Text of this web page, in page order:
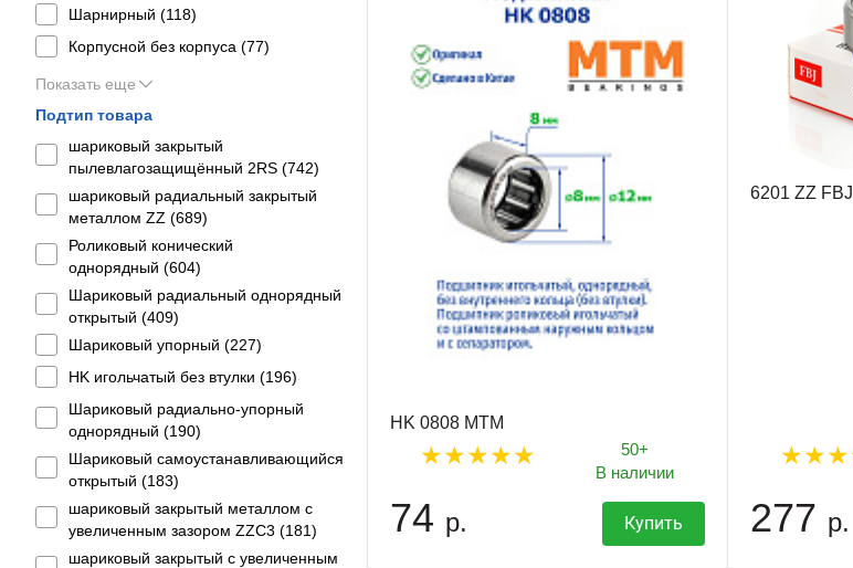
Шарнирный (118)
Корпусной без корпуса (77)
Показать еще
Подтип товара
шариковый закрытый
пылевлагозащищённый 2RS (742)
шариковый радиальный закрытый
металлом ZZ (689)
Роликовый конический
однорядный (604)
Шариковый радиальный однорядный
открытый (409)
Шариковый упорный (227)
HK игольчатый без втулки (196)
Шариковый радиально-упорный
однорядный (190)
Шариковый самоустанавливающийся
открытый (183)
шариковый закрытый металлом с
увеличенным зазором ZZC3 (181)
шариковый закрытый с увеличенным
HK 0808 MTM
50+
В наличии
74 р. Купить
6201 ZZ FBJ
277 р.